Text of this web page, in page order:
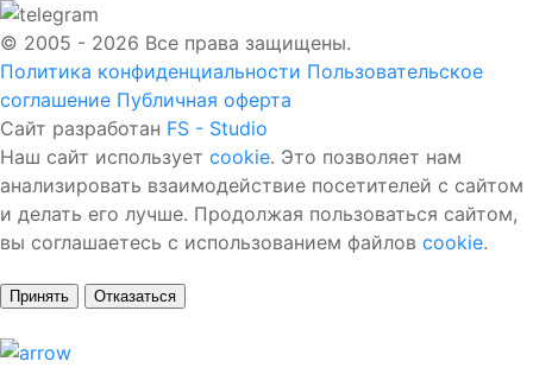
© 2005 - 2026 Все права защищены.
Политика конфиденциальности Пользовательское
соглашение Публичная оферта
Сайт разработан FS - Studio
Наш сайт использует cookie. Это позволяет нам
анализировать взаимодействие посетителей с сайтом
и делать его лучше. Продолжая пользоваться сайтом,
вы соглашаетесь с использованием файлов cookie.
Принять Отказаться